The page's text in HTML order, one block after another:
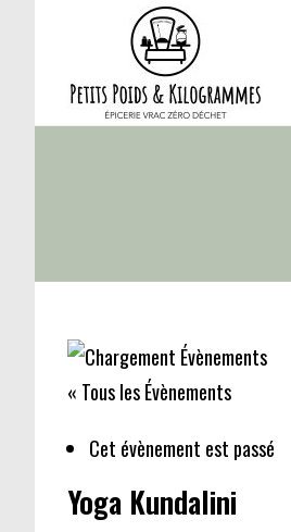
« Tous les Évènements
Cet évènement est passé
Yoga Kundalini